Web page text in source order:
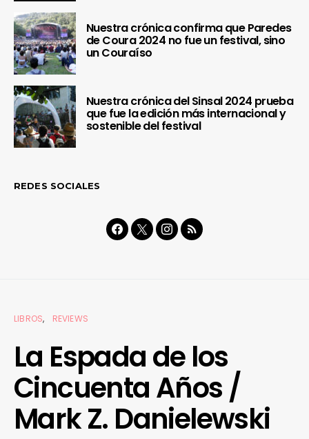
Nuestra crónica confirma que Paredes
de Coura 2024 no fue un festival, sino
un Couraíso
Nuestra crónica del Sinsal 2024 prueba
que fue la edición más internacional y
sostenible del festival
REDES SOCIALES
LIBROS REVIEWS
La Espada de los
Cincuenta Años /
Mark Z. Danielewski